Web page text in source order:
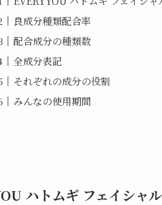
良成分種類配合率
配合成分の種類数
全成分表記
それぞれの成分の役割
みんなの使用期間
ハトムギ フェイシャ